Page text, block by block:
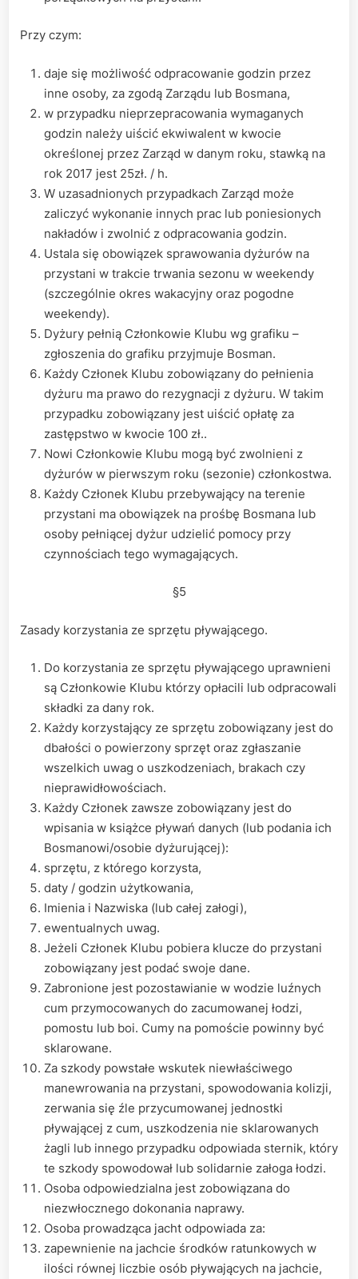
Przy czym:
daje się możliwość odpracowanie godzin przez
inne osoby, za zgodą Zarządu lub Bosmana,
w przypadku nieprzepracowania wymaganych
godzin należy uiścić ekwiwalent w kwocie
określonej przez Zarząd w danym roku, stawką na
rok 2017 jest 25zł. / h.
W uzasadnionych przypadkach Zarząd może
zaliczyć wykonanie innych prac lub poniesionych
nakładów i zwolnić z odpracowania godzin.
Ustala się obowiązek sprawowania dyżurów na
przystani w trakcie trwania sezonu w weekendy
(szczególnie okres wakacyjny oraz pogodne
weekendy).
Dyżury pełnią Członkowie Klubu wg grafiku –
zgłoszenia do grafiku przyjmuje Bosman.
Każdy Członek Klubu zobowiązany do pełnienia
dyżuru ma prawo do rezygnacji z dyżuru. W takim
przypadku zobowiązany jest uiścić opłatę za
zastępstwo w kwocie 100 zł..
Nowi Członkowie Klubu mogą być zwolnieni z
dyżurów w pierwszym roku (sezonie) członkostwa.
Każdy Członek Klubu przebywający na terenie
przystani ma obowiązek na prośbę Bosmana lub
osoby pełniącej dyżur udzielić pomocy przy
czynnościach tego wymagających.
§5
Zasady korzystania ze sprzętu pływającego.
Do korzystania ze sprzętu pływającego uprawnieni
są Członkowie Klubu którzy opłacili lub odpracowali
składki za dany rok.
Każdy korzystający ze sprzętu zobowiązany jest do
dbałości o powierzony sprzęt oraz zgłaszanie
wszelkich uwag o uszkodzeniach, brakach czy
nieprawidłowościach.
Każdy Członek zawsze zobowiązany jest do
wpisania w książce pływań danych (lub podania ich
Bosmanowi/osobie dyżurującej):
sprzętu, z którego korzysta,
daty / godzin użytkowania,
Imienia i Nazwiska (lub całej załogi),
ewentualnych uwag.
Jeżeli Członek Klubu pobiera klucze do przystani
zobowiązany jest podać swoje dane.
Zabronione jest pozostawianie w wodzie luźnych
cum przymocowanych do zacumowanej łodzi,
pomostu lub boi. Cumy na pomoście powinny być
sklarowane.
Za szkody powstałe wskutek niewłaściwego
manewrowania na przystani, spowodowania kolizji,
zerwania się źle przycumowanej jednostki
pływającej z cum, uszkodzenia nie sklarowanych
żagli lub innego przypadku odpowiada sternik, który
te szkody spowodował lub solidarnie załoga łodzi.
Osoba odpowiedzialna jest zobowiązana do
niezwłocznego dokonania naprawy.
Osoba prowadząca jacht odpowiada za:
zapewnienie na jachcie środków ratunkowych w
ilości równej liczbie osób pływających na jachcie,